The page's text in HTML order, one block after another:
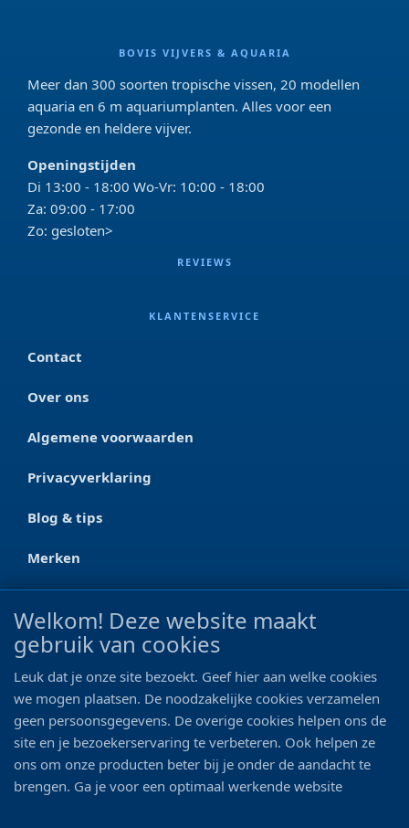
BOVIS VIJVERS & AQUARIA
Meer dan 300 soorten tropische vissen, 20 modellen
aquaria en 6 m aquariumplanten. Alles voor een
gezonde en heldere vijver.
Openingstijden
Di 13:00 - 18:00 Wo-Vr: 10:00 - 18:00
Za: 09:00 - 17:00
Zo: gesloten>
REVIEWS
KLANTENSERVICE
Contact
Over ons
Algemene voorwaarden
Privacyverklaring
Blog & tips
Merken
CONTACT
Ootmarsumseweg 125a
0546 - 622 990
06 - 11 19 81 42
info@bo-vis.nl
Welkom! Deze website maakt
gebruik van cookies
Leuk dat je onze site bezoekt. Geef hier aan welke cookies
we mogen plaatsen. De noodzakelijke cookies verzamelen
geen persoonsgegevens. De overige cookies helpen ons de
site en je bezoekerservaring te verbeteren. Ook helpen ze
ons om onze producten beter bij je onder de aandacht te
brengen. Ga je voor een optimaal werkende website